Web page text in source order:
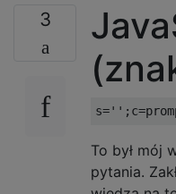
3
To był mój
pytania.